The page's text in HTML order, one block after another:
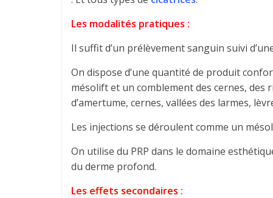
Les modalités pratiques :
Il suffit d’un prélèvement sanguin suivi
On dispose d’une quantité de produit
mésolift et un comblement des cernes, des
d’amertume, cernes, vallées des larmes,
Les injections se déroulent comme un
On utilise du PRP dans le domaine
du derme profond.
Les effets secondaires :